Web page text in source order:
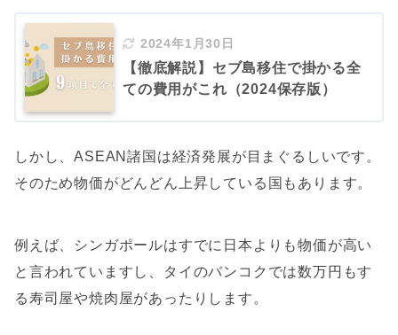
2024年1月30日
【徹底解説】セブ島移住で掛かる全
ての費用がこれ（2024保存版）
しかし、ASEAN諸国は経済発展が目まぐるしいです。
そのため物価がどんどん上昇している国もあります。
例えば、シンガポールはすでに日本よりも物価が高い
と言われていますし、タイのバンコクでは数万円もす
る寿司屋や焼肉屋があったりします。